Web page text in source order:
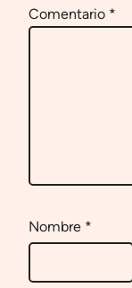
Comentario *
Nombre *